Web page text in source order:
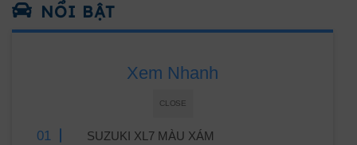
NỔI BẬT
CLOSE
Xem Nhanh
SUZUKI XL7 MÀU XÁM